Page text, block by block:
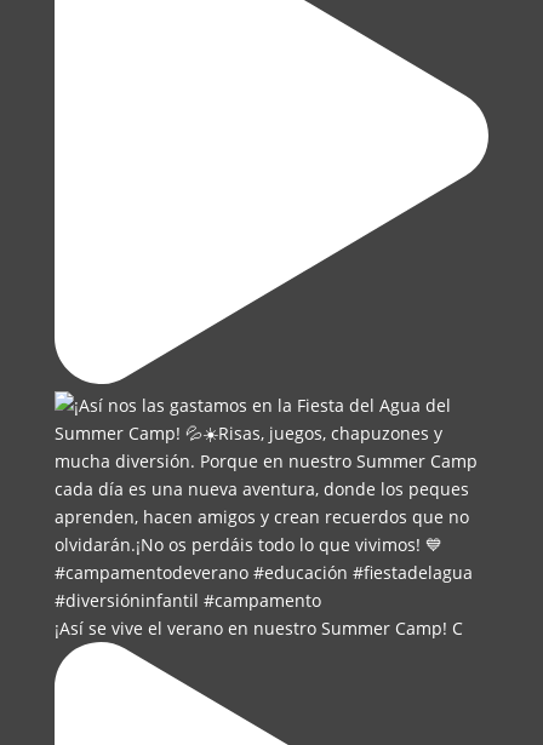
¡Así se vive el verano en nuestro Summer Camp! C